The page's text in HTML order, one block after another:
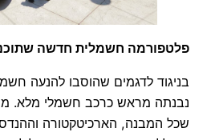
פלטפורמה חשמלית חדשה
נבנתה מראש כרכב חשמלי מלא.
שכל המבנה, הארכיטקטורה